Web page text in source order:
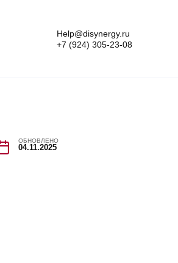
Help@disynergy.ru
+7 (924) 305-23-08
ОБНОВЛЕНО
04.11.2025